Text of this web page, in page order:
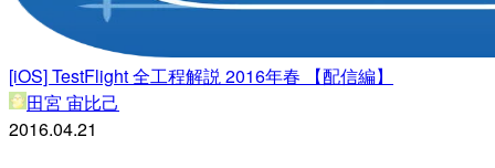
[iOS] TestFlight 全工程解説 2016年春 【配信編】
田宮 宙比己
2016.04.21